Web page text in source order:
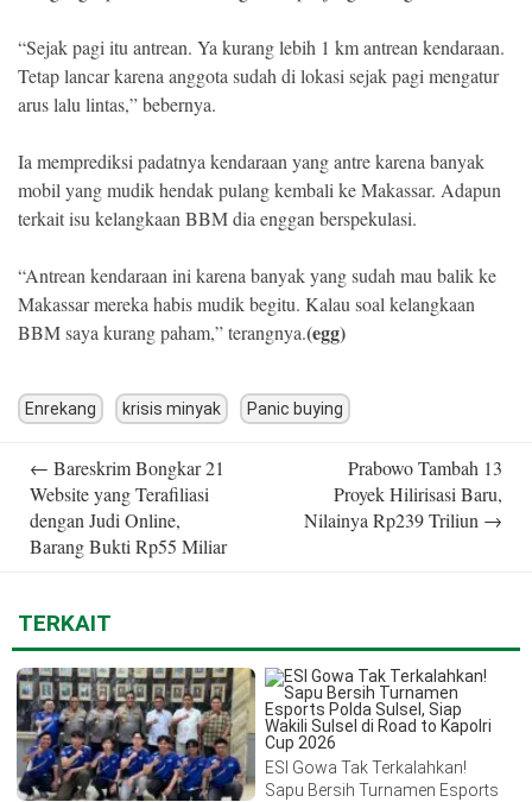
“Sejak pagi itu antrean. Ya kurang lebih 1 km antrean kendaraan.
Tetap lancar karena anggota sudah di lokasi sejak pagi mengatur
arus lalu lintas,” bebernya.
Ia memprediksi padatnya kendaraan yang antre karena banyak
mobil yang mudik hendak pulang kembali ke Makassar. Adapun
terkait isu kelangkaan BBM dia enggan berspekulasi.
“Antrean kendaraan ini karena banyak yang sudah mau balik ke
Makassar mereka habis mudik begitu. Kalau soal kelangkaan
BBM saya kurang paham,” terangnya.(egg)
Enrekang krisis minyak Panic buying
navigation
← Bareskrim Bongkar 21
Website yang Terafiliasi
dengan Judi Online,
Barang Bukti Rp55 Miliar
Prabowo Tambah 13
Proyek Hilirisasi Baru,
Nilainya Rp239 Triliun →
TERKAIT
ESI Gowa Tak Terkalahkan!
Sapu Bersih Turnamen Esports